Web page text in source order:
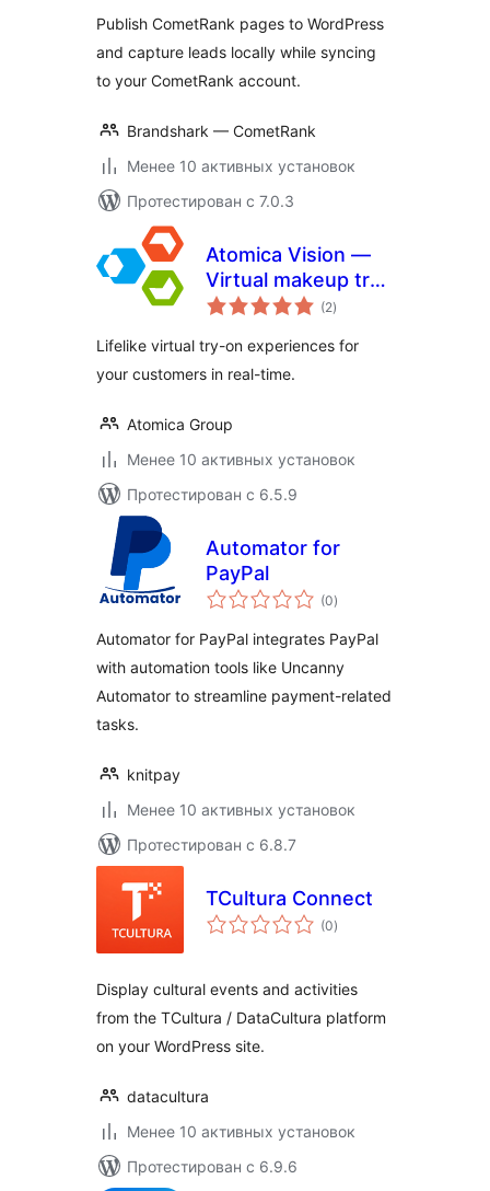
Publish CometRank pages to WordPress
and capture leads locally while syncing
to your CometRank account.
Brandshark — CometRank
Менее 10 активных установок
Протестирован с 7.0.3
Atomica Vision —
Virtual makeup try
on
(2общий
рейтинг
)
Lifelike virtual try-on experiences for
your customers in real-time.
Atomica Group
Менее 10 активных установок
Протестирован с 6.5.9
Automator for
PayPal
(0общий
рейтинг
)
Automator for PayPal integrates PayPal
with automation tools like Uncanny
Automator to streamline payment-related
tasks.
knitpay
Менее 10 активных установок
Протестирован с 6.8.7
TCultura Connect
(0общий
рейтинг
)
Display cultural events and activities
from the TCultura / DataCultura platform
on your WordPress site.
datacultura
Менее 10 активных установок
Протестирован с 6.9.6